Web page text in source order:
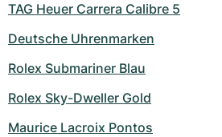
TAG Heuer Carrera Calibre 5
Deutsche Uhrenmarken
Rolex Submariner Blau
Rolex Sky-Dweller Gold
Maurice Lacroix Pontos